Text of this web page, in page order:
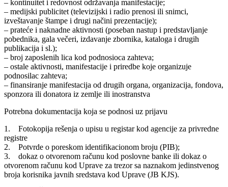
– kontinuitet i redovnost održavanja manifestacije;
– medijski publicitet (televizijski i radio prenosi ili snimci,
izveštavanje štampe i drugi načini prezentacije);
– prateće i naknadne aktivnosti (poseban nastup i predstavljanje
pobednika, gala večeri, izdavanje zbornika, kataloga i drugih
publikacija i sl.);
– broj zaposlenih lica kod podnosioca zahteva;
– ostale aktivnosti, manifestacije i priredbe koje organizuje
podnosilac zahteva;
– finansiranje manifestacija od drugih organa, organizacija, fondova,
sponzora ili donatora iz zemlje ili inostranstva
Potrebna dokumentacija koja se podnosi uz prijavu
1. Fotokopija rešenja o upisu u registar kod agencije za privredne
registre
2. Potvrde o poreskom identifikacionom broju (PIB);
3. dokaz o otvorenom računu kod poslovne banke ili dokaz o
otvorenom računu kod Uprave za trezor sa naznakom jedinstvenog
broja korisnika javnih sredstava kod Uprave (JB KJS).